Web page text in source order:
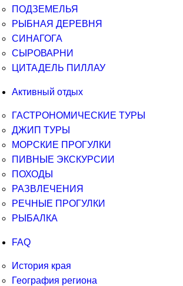
ПОДЗЕМЕЛЬЯ
РЫБНАЯ ДЕРЕВНЯ
СИНАГОГА
СЫРОВАРНИ
ЦИТАДЕЛЬ ПИЛЛАУ
Активный отдых
ГАСТРОНОМИЧЕСКИЕ ТУРЫ
ДЖИП ТУРЫ
МОРСКИЕ ПРОГУЛКИ
ПИВНЫЕ ЭКСКУРСИИ
ПОХОДЫ
РАЗВЛЕЧЕНИЯ
РЕЧНЫЕ ПРОГУЛКИ
РЫБАЛКА
FAQ
История края
География региона